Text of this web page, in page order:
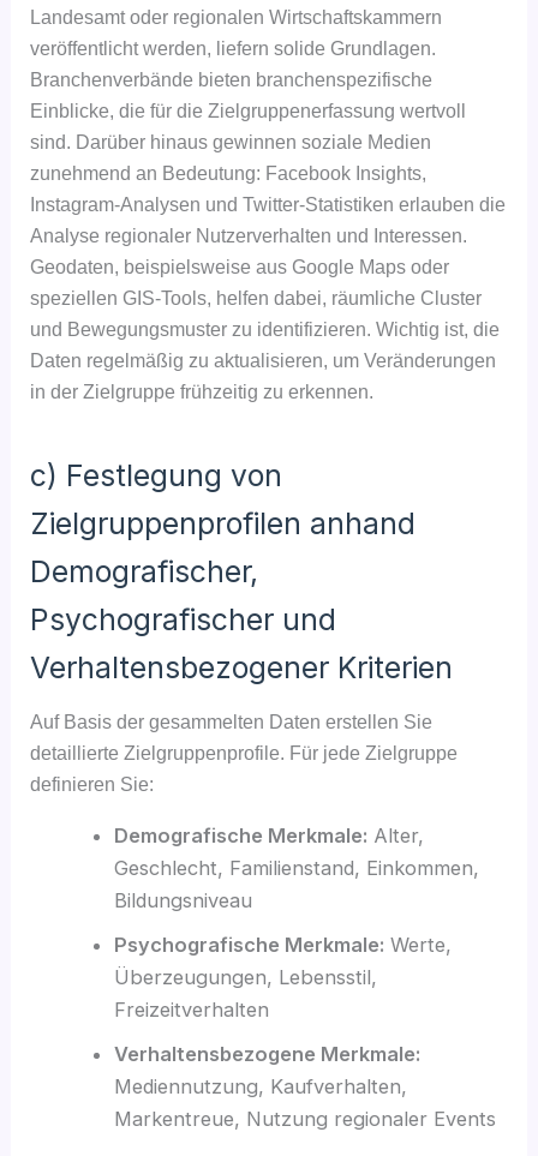
Landesamt oder regionalen Wirtschaftskammern
veröffentlicht werden, liefern solide Grundlagen.
Branchenverbände bieten branchenspezifische
Einblicke, die für die Zielgruppenerfassung wertvoll
sind. Darüber hinaus gewinnen soziale Medien
zunehmend an Bedeutung: Facebook Insights,
Instagram-Analysen und Twitter-Statistiken erlauben die
Analyse regionaler Nutzerverhalten und Interessen.
Geodaten, beispielsweise aus Google Maps oder
speziellen GIS-Tools, helfen dabei, räumliche Cluster
und Bewegungsmuster zu identifizieren. Wichtig ist, die
Daten regelmäßig zu aktualisieren, um Veränderungen
in der Zielgruppe frühzeitig zu erkennen.
c) Festlegung von
Zielgruppenprofilen anhand
Demografischer,
Psychografischer und
Verhaltensbezogener Kriterien
Auf Basis der gesammelten Daten erstellen Sie
detaillierte Zielgruppenprofile. Für jede Zielgruppe
definieren Sie:
Demografische Merkmale: Alter,
Geschlecht, Familienstand, Einkommen,
Bildungsniveau
Psychografische Merkmale: Werte,
Überzeugungen, Lebensstil,
Freizeitverhalten
Verhaltensbezogene Merkmale:
Mediennutzung, Kaufverhalten,
Markentreue, Nutzung regionaler Events